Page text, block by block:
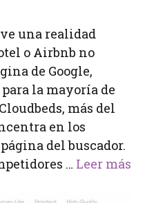
una realidad
o Airbnb no
de Google,
la mayoría de
más del
en los
del buscador.
… Leer más